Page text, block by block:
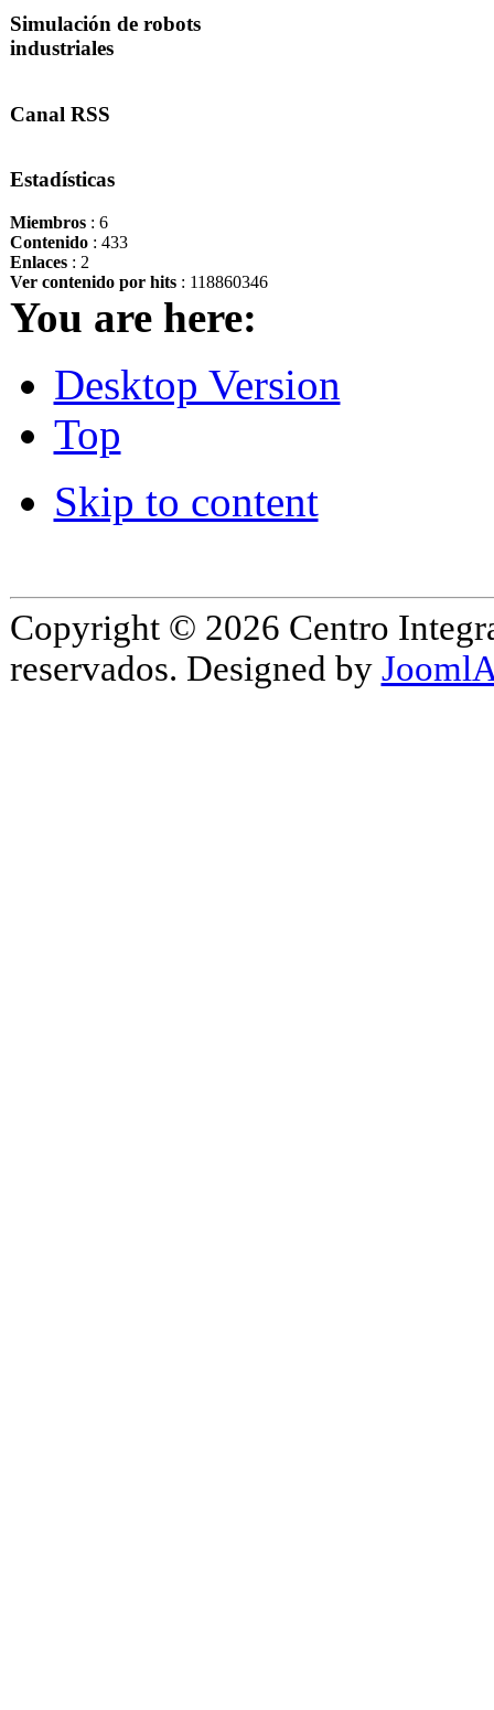
Simulación de robots
industriales
Canal RSS
Estadísticas
Miembros: 6
Contenido: 433
Enlaces: 2
Ver contenido por hits: 118860346
You are here:
Desktop Version
Top
Skip to content
Copyright © 2026 Centro
reservados. Designed by